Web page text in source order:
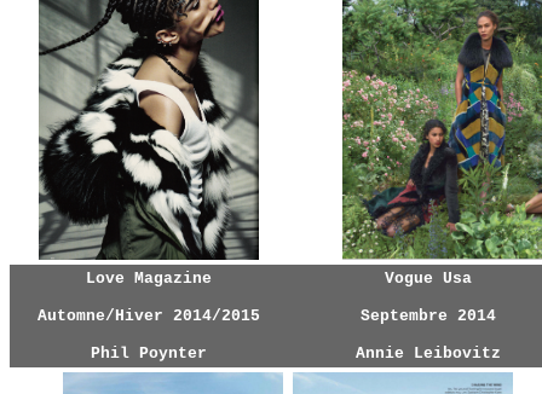
Love Magazine
Automne/Hiver 2014/2015
Phil Poynter
Vogue Usa
Septembre 2014
Annie Leibovitz